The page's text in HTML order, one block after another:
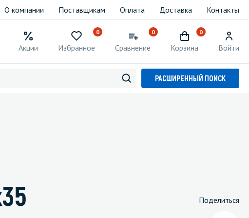
О компании Поставщикам Оплата Доставка Контакты
Акции
0
Избранное
0
Сравнение
0
Корзина Войти
РАСШИРЕННЫЙ ПОИСК
Поделиться